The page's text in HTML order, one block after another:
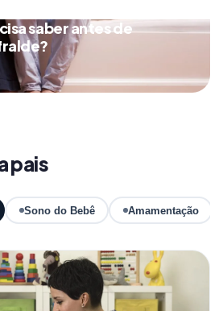
saber antes de
pais
Sono do Bebê Amamentação